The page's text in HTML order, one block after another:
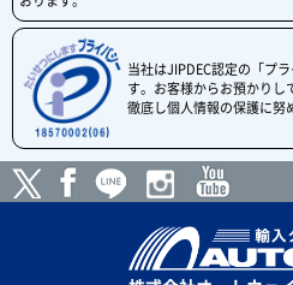
当社はJIPDEC認定の「プ
す。お客様からお預かりし
徹底し個人情報の保護に努